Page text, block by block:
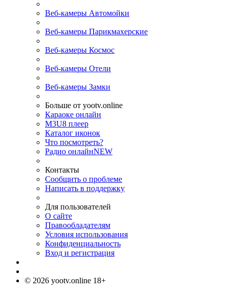
Веб-камеры Автомойки
Веб-камеры Парикмахерские
Веб-камеры Космос
Веб-камеры Отели
Веб-камеры Замки
Больше от yootv.online
Караоке онлайн
M3U8 плеер
Каталог иконок
Что посмотреть?
Радио онлайнNEW
Контакты
Сообщить о проблеме
Написать в поддержку
Для пользователей
О сайте
Правообладателям
Условия использования
Конфиденциальность
Вход и регистрация
© 2026 yootv.online 18+